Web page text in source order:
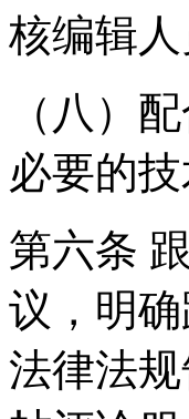
核编辑人
（八）
必要的
第六条
议，明
法律法